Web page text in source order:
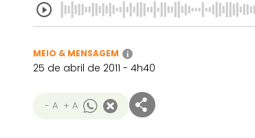
MEIO & MENSAGEM i
25 de abril de 2011 - 4h40
- A + A